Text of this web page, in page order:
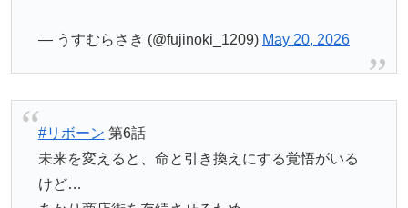
— うすむらさき (@fujinoki_1209) May 20, 2026
#リボーン 第6話
未来を変えると、命と引き換えにする覚悟がいる
けど…